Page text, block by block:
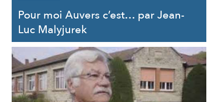
Pour moi Auvers c’est… par Jean-
Luc Malyjurek